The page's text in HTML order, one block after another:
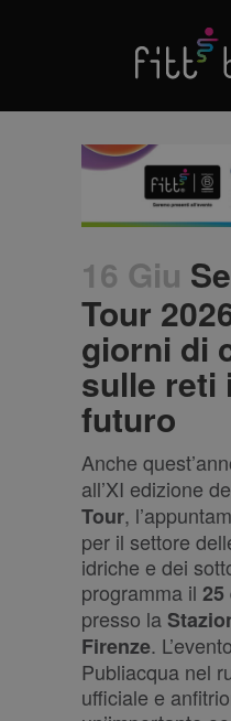
16 Giu
Tour
giorni di
sulle reti
futuro
Anche
all’XI edizione
Tour,
per il settore
idriche e dei
programma il 25
presso la
Firenze.
Publiacqua nel
ufficiale e